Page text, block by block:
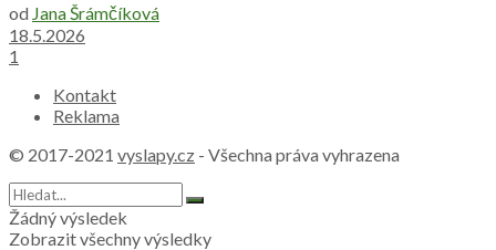
od Jana Šrámčíková
18.5.2026
1
Kontakt
Reklama
© 2017-2021 vyslapy.cz - Všechna práva vyhrazena
Žádný výsledek
Zobrazit všechny výsledky